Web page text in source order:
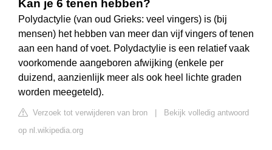
Kan je 6 tenen hebben?
Polydactylie (van oud Grieks: veel vingers) is (bij
mensen) het hebben van meer dan vijf vingers of tenen
aan een hand of voet. Polydactylie is een relatief vaak
voorkomende aangeboren afwijking (enkele per
duizend, aanzienlijk meer als ook heel lichte graden
worden meegeteld).
Verzoek tot verwijderen van bron | Bekijk volledig antwoord
op nl.wikipedia.org